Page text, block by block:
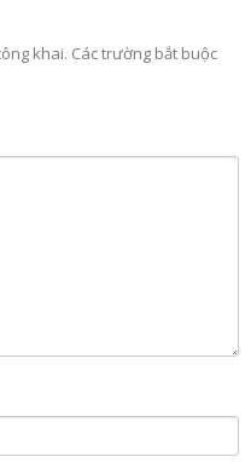
khai. Các trường bắt buộc